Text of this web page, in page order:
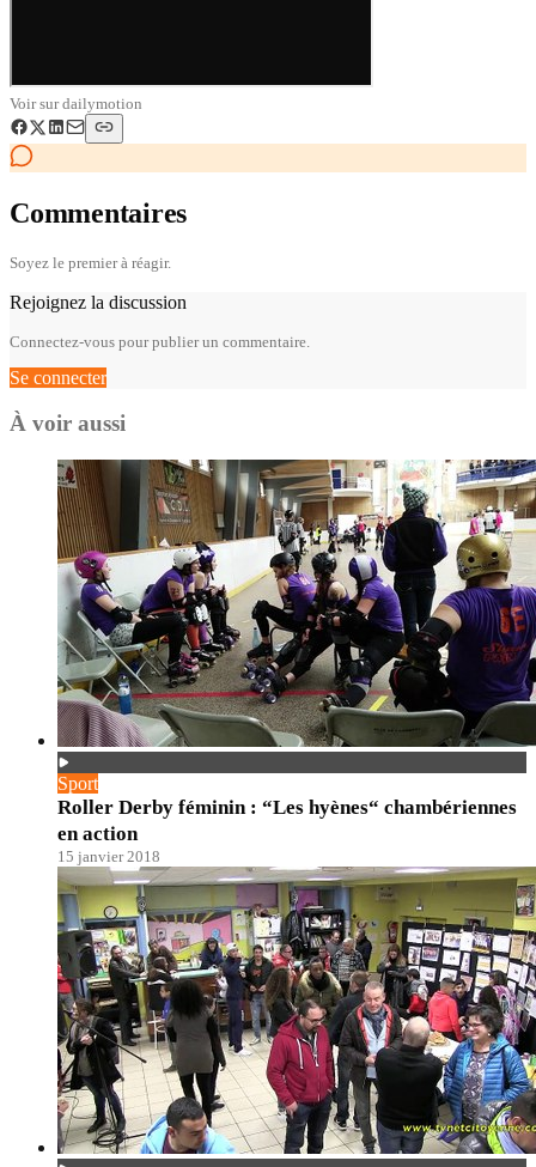
Voir surdailymotion
Commentaires
Soyez le premier à réagir.
Rejoignez la discussion
Connectez-vous pour publier un commentaire.
Se connecter
À voir aussi
Sport
Roller Derby féminin : “Les hyènes“ chambériennes
en action
15 janvier 2018